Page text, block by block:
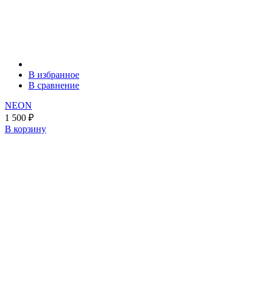
В избранное
В сравнение
NEON
1 500 ₽
В корзину